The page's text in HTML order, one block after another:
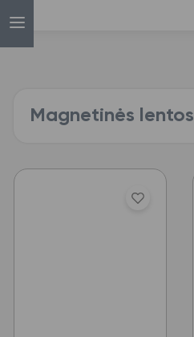
Magnetinės lentos